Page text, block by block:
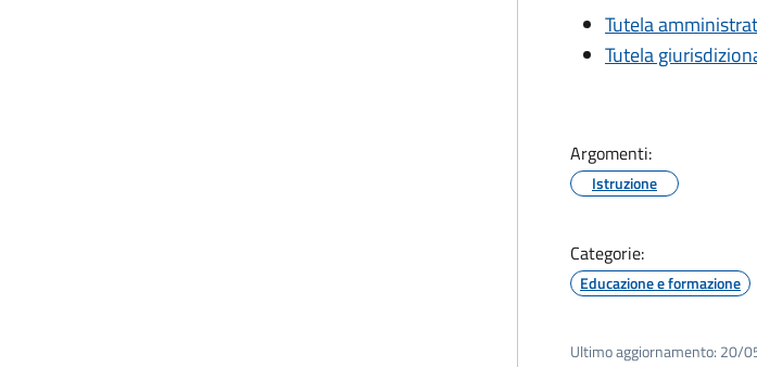
Tutela
Tutela
Argomenti:
Istruzione
Categorie:
Educazione e formazione
Ultimo aggiornamento: 20/